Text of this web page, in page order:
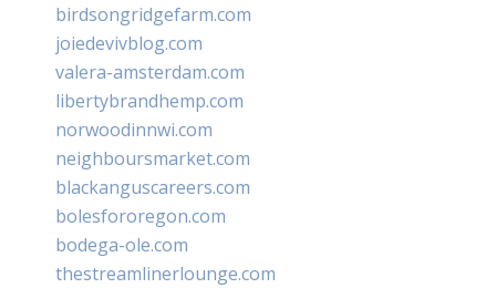
birdsongridgefarm.com
joiedevivblog.com
valera-amsterdam.com
libertybrandhemp.com
norwoodinnwi.com
neighboursmarket.com
blackanguscareers.com
bolesfororegon.com
bodega-ole.com
thestreamlinerlounge.com